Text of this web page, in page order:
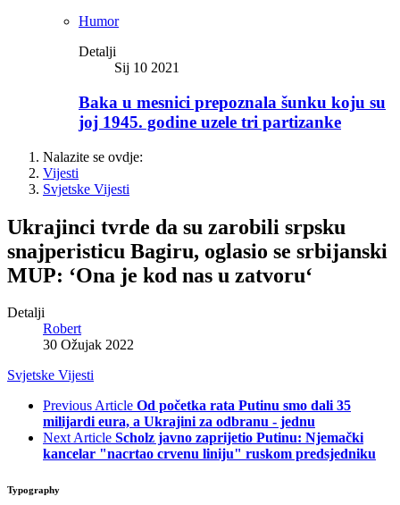
Humor
Detalji
Sij 10 2021
Baka u mesnici prepoznala šunku koju su
joj 1945. godine uzele tri partizanke
Nalazite se ovdje:
Vijesti
Svjetske Vijesti
Ukrajinci tvrde da su zarobili srpsku
snajperisticu Bagiru, oglasio se srbijanski
MUP: ‘Ona je kod nas u zatvoru‘
Detalji
Robert
30 Ožujak 2022
Svjetske Vijesti
Previous Article Od početka rata Putinu smo dali 35
milijardi eura, a Ukrajini za odbranu - jednu
Next Article Scholz javno zaprijetio Putinu: Njemački
kancelar "nacrtao crvenu liniju" ruskom predsjedniku
Typography